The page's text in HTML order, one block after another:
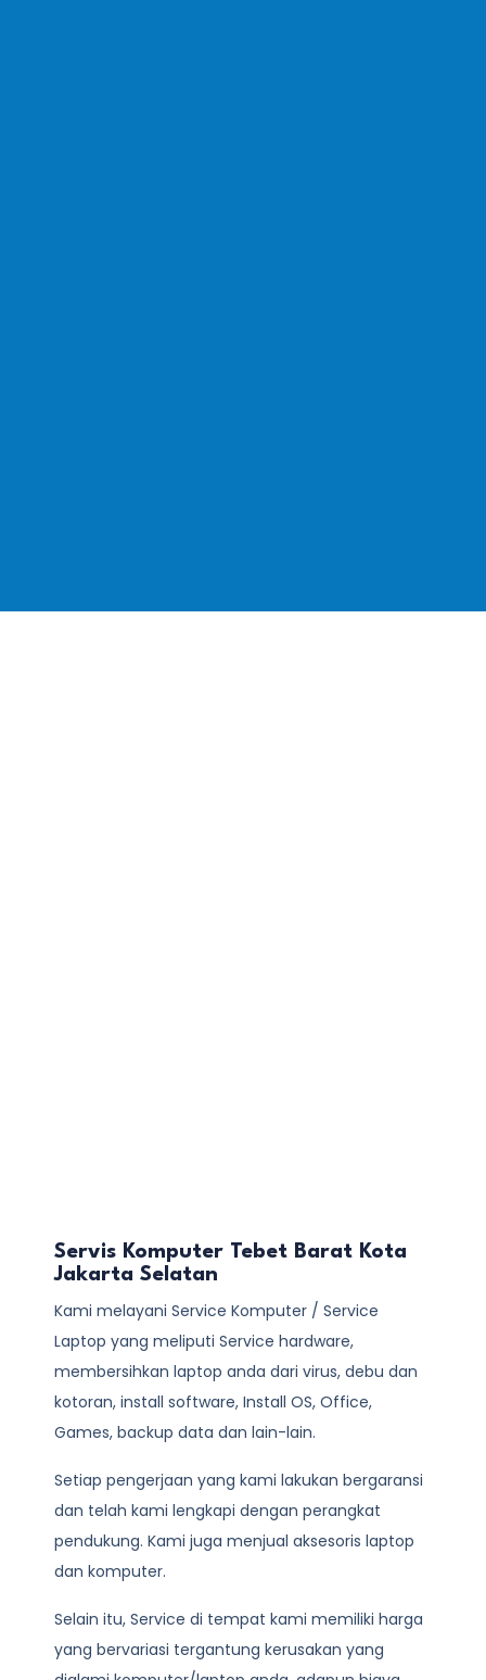
Servis Komputer Tebet Barat Kota
Jakarta Selatan
Kami melayani Service Komputer / Service
Laptop yang meliputi Service hardware,
membersihkan laptop anda dari virus, debu dan
kotoran, install software, Install OS, Office,
Games, backup data dan lain-lain.
Setiap pengerjaan yang kami lakukan bergaransi
dan telah kami lengkapi dengan perangkat
pendukung. Kami juga menjual aksesoris laptop
dan komputer.
Selain itu, Service di tempat kami memiliki harga
yang bervariasi tergantung kerusakan yang